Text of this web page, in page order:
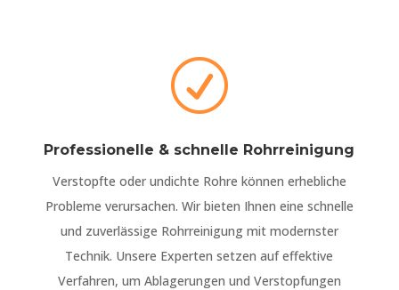
R
Professionelle & schnelle Rohrreinigung
Verstopfte oder undichte Rohre können erhebliche
Probleme verursachen. Wir bieten Ihnen eine schnelle
und zuverlässige Rohrreinigung mit modernster
Technik. Unsere Experten setzen auf effektive
Verfahren, um Ablagerungen und Verstopfungen